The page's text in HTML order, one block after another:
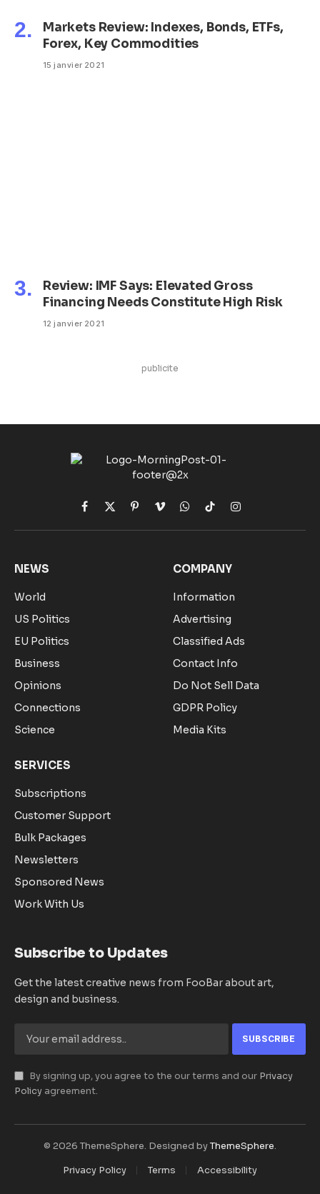
Markets Review: Indexes, Bonds, ETFs,
Forex, Key Commodities
15 janvier 2021
Review: IMF Says: Elevated Gross
Financing Needs Constitute High Risk
12 janvier 2021
publicite
Facebook
X
(Twitter)
Pinterest
VimeoWhatsApp
TikTokInstagram
NEWS
World
US Politics
EU Politics
Business
Opinions
Connections
Science
COMPANY
Information
Advertising
Classified Ads
Contact Info
Do Not Sell Data
GDPR Policy
Media Kits
SERVICES
Subscriptions
Customer Support
Bulk Packages
Newsletters
Sponsored News
Work With Us
Subscribe to Updates
Get the latest creative news from FooBar about art,
design and business.
By signing up, you agree to the our terms and our Privacy
Policy agreement.
© 2026 ThemeSphere. Designed byThemeSphere.
Privacy Policy
Terms Accessibility